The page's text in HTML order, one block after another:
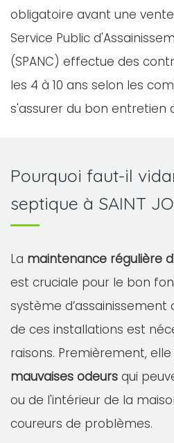
obligatoire avant une
Service Public
(SPANC) effectue des
les 4 à 10 ans selon les
s'assurer du bon entretien
Pourquoi faut-il
septique à SAINT
La maintenance régulière
est cruciale pour le bon
système d’assainissement
de ces installations est
raisons. Premièrement,
mauvaises odeurs qui
ou de l'intérieur de la
coureurs de problèmes.